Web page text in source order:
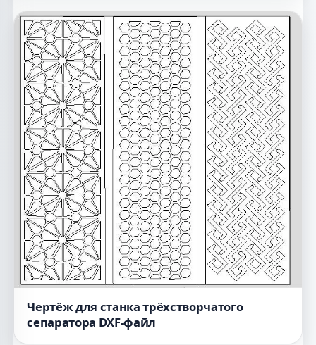
Чертёж для станка трёхстворчатого
сепаратора DXF-файл